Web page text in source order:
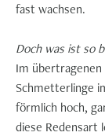
fast wachsen.
Doch was ist so
Im übertragenen
Schmetterlinge
förmlich hoch,
diese Redensart